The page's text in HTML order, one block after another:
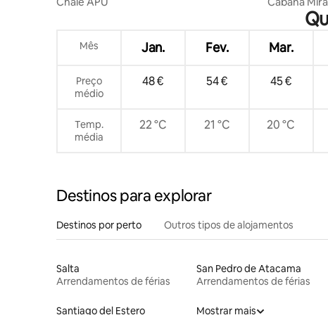
Mês Jan. Fev. Mar.
Preço
médio
48 € 54 € 45 €
Temp.
média
22 °C 21 °C 20 °C
Destinos para explorar
Destinos por perto Outros tipos de alojamentos
Salta
Arrendamentos de férias
San Pedro de Atacama
Arrendamentos de férias
Santiago del Estero Mostrar mais